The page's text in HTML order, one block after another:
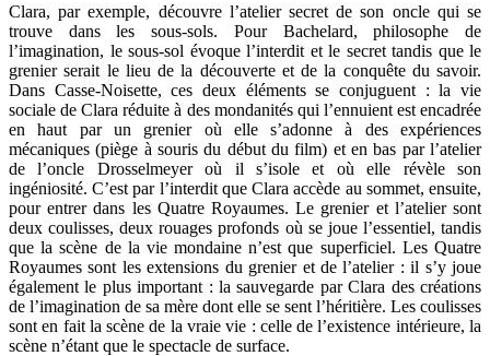
Clara, par exemple, découvre l’atelier secret de son oncle qui se
trouve dans les sous-sols. Pour Bachelard, philosophe de
l’imagination, le sous-sol évoque l’interdit et le secret tandis que le
grenier serait le lieu de la découverte et de la conquête du savoir.
Dans Casse-Noisette, ces deux éléments se conjuguent : la vie
sociale de Clara réduite à des mondanités qui l’ennuient est encadrée
en haut par un grenier où elle s’adonne à des expériences
mécaniques (piège à souris du début du film) et en bas par l’atelier
de l’oncle Drosselmeyer où il s’isole et où elle révèle son
ingéniosité. C’est par l’interdit que Clara accède au sommet, ensuite,
pour entrer dans les Quatre Royaumes. Le grenier et l’atelier sont
deux coulisses, deux rouages profonds où se joue l’essentiel, tandis
que la scène de la vie mondaine n’est que superficiel. Les Quatre
Royaumes sont les extensions du grenier et de l’atelier : il s’y joue
également le plus important : la sauvegarde par Clara des créations
de l’imagination de sa mère dont elle se sent l’héritière. Les coulisses
sont en fait la scène de la vraie vie : celle de l’existence intérieure, la
scène n’étant que le spectacle de surface.